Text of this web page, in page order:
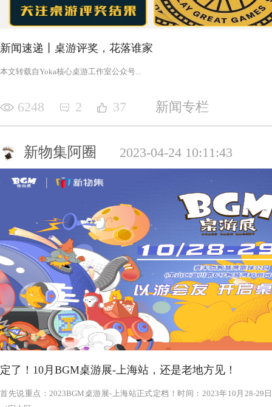
新闻速递丨桌游评奖，花落谁家
‍‍‍‍‍‍‍‍‍‍‍‍‍‍‍‍‍‍‍‍本文转载自Yoka核心桌游工作室公众号‍‍‍...
6248 2 37 新闻专栏
新物集阿圈 2023-04-24 10:11:43
定了！10月BGM桌游展-上海站，还是老地方见！
首先说重点：2023BGM桌游展-上海站正式定档！时间：2023年10月28-29